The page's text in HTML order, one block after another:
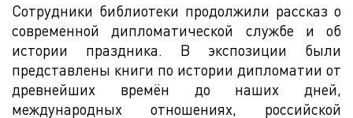
Сотрудники библиотеки продолжили рассказ о
современной дипломатической службе и об
истории праздника. В экспозиции были
представлены книги по истории дипломатии от
древнейших времён до наших дней,
международных отношениях, российской